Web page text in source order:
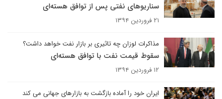
سناریوهای نفتی پس از توافق هسته‌ای
۲۱ فروردین ۱۳۹۴
مذاکرات لوزان چه تاثیری بر بازار نفت خواهد داشت؟
سقوط قیمت نفت با توافق هسته‌ای
۱۲ فروردین ۱۳۹۴
ایران خود را آماده بازگشت به بازارهای جهانی می کند